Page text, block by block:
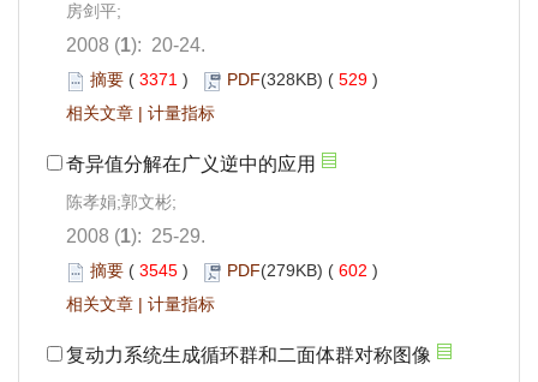
房剑平;
2008 (1): 20-24.
摘要 ( 3371 ) PDF(328KB) ( 529 )
相关文章 | 计量指标
奇异值分解在广义逆中的应用
陈孝娟;郭文彬;
2008 (1): 25-29.
摘要 ( 3545 ) PDF(279KB) ( 602 )
相关文章 | 计量指标
复动力系统生成循环群和二面体群对称图像